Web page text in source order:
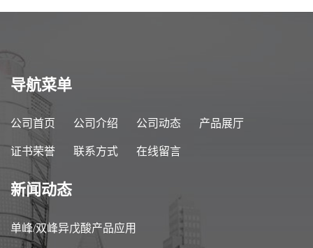
导航菜单
公司首页 公司介绍 公司动态 产品展厅
证书荣誉 联系方式 在线留言
新闻动态
单峰/双峰异戊酸产品应用